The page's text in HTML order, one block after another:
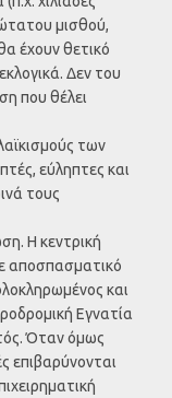
μισθού,
έχουν θετικό
Δεν του
που θέλει
των
εύληπτες και
τους
Η κεντρική
αποσπασματικό
και
Εγνατία
Όταν όμως
επιβαρύνονται